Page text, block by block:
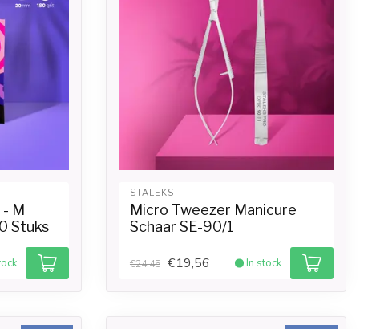
M
Stuks
STALEKS
Micro Tweezer Manicure
Schaar SE-90/1
€24,45 €19,56 In stock